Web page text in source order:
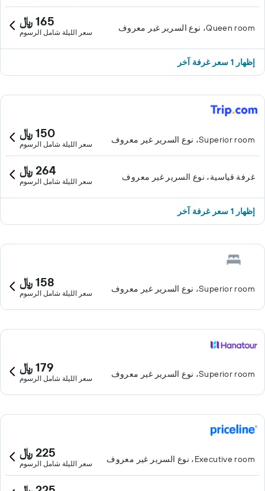
Queen room، نوع السرير غير معروف 165 ﷼
سعر الليلة شامل الرسوم
إظهار 1 سعر غرفة آخر
Superior room، نوع السرير غير معروف 150 ﷼
سعر الليلة شامل الرسوم
غرفة قياسية، نوع السرير غير معروف 264 ﷼
سعر الليلة شامل الرسوم
إظهار 1 سعر غرفة آخر
Superior room، نوع السرير غير معروف 158 ﷼
سعر الليلة شامل الرسوم
Superior room، نوع السرير غير معروف 179 ﷼
سعر الليلة شامل الرسوم
Executive room، نوع السرير غير معروف 225 ﷼
سعر الليلة شامل الرسوم